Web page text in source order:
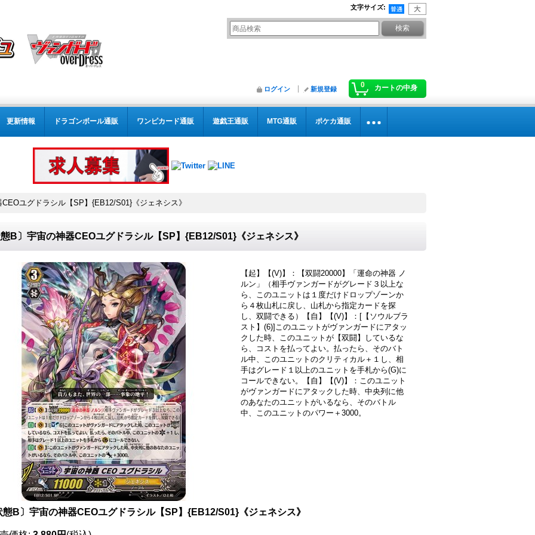
文字サイズ:
0 カートの中身
ログイン 新規登録
更新情報 ドラゴンボール通販 ワンピカード通販 遊戯王通販 MTG通販 ポケカ通販
ユグドラシル【SP】{EB12/S01}《ジェネシス》
B〕宇宙の神器CEOユグドラシル【SP】{EB12/S01}《ジェネシス》
【起】【(V)】：【双闘20000】「運命の神器 ノ
ルン」（相手ヴァンガードがグレード３以上な
ら、このユニットは１度だけドロップゾーンか
ら４枚山札に戻し、山札から指定カードを探
し、双闘できる）【自】【(V)】：[【ソウルブラ
スト】(6)]このユニットがヴァンガードにアタッ
クした時、このユニットが【双闘】しているな
ら、コストを払ってよい。払ったら、そのバト
ル中、このユニットのクリティカル＋１し、相
手はグレード１以上のユニットを手札から(G)に
コールできない。【自】【(V)】：このユニット
がヴァンガードにアタックした時、中央列に他
のあなたのユニットがいるなら、そのバトル
中、このユニットのパワー＋3000。
態B〕宇宙の神器CEOユグドラシル【SP】{EB12/S01}《ジェネシス》